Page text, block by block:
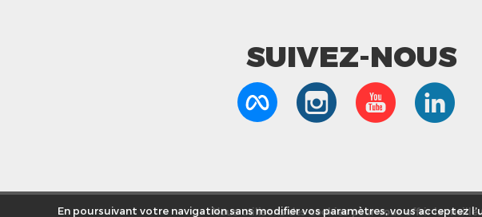
SUIVEZ-NOUS
En poursuivant votre navigation sans modifier vos paramètres, vous acceptez
Nous utilisons des cookies pour vous offrir la